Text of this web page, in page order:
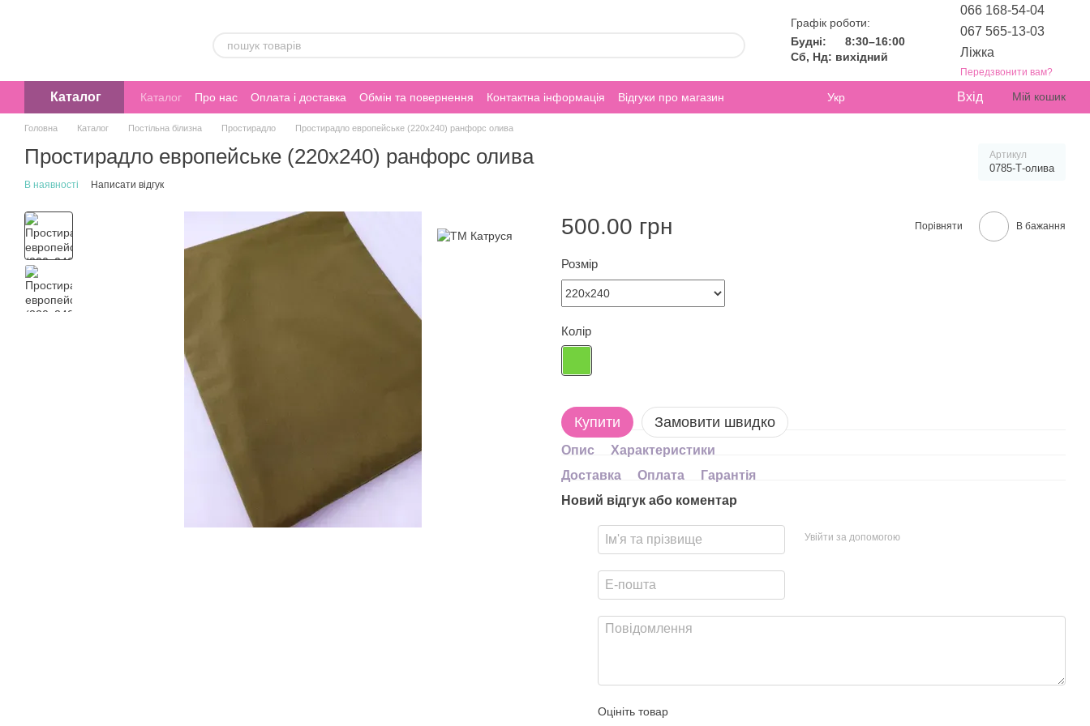
Графік роботи:
Будні:
8:30–16:00
Сб, Нд: вихідний
066 168-54-04
067 565-13-03
Ліжка
Передзвонити вам?
Каталог Каталог Про нас Оплата і доставка Обмін та повернення Контактна інформація Відгуки про магазин Укр Вхід Мій кошик
Головна Каталог Постільна білизна Простирадло Простирадло европейське (220х240) ранфорс олива
Простирадло европейське (220х240) ранфорс олива Артикул
0785-Т-олива
В наявності Написати відгук
500.00 грн Порівняти В бажання
Розмір
Колір
Купити Замовити швидко
Опис
Характеристики
Доставка
Оплата
Гарантія
Новий відгук або коментар
Увійти за допомогою
Оцініть товар